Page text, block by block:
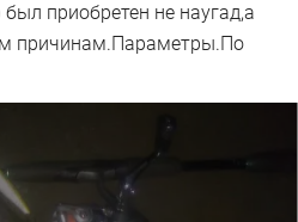
приобретен не наугад,а
причинам.Параметры.По